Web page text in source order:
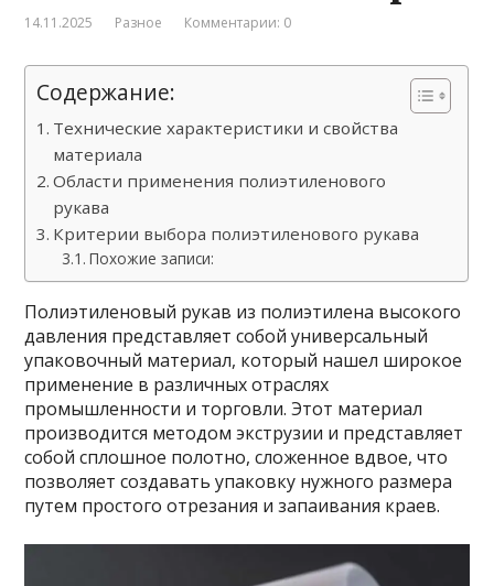
14.11.2025 Разное Комментарии: 0
Содержание:
Технические характеристики и свойства
материала
Области применения полиэтиленового
рукава
Критерии выбора полиэтиленового рукава
Похожие записи:
Полиэтиленовый рукав из полиэтилена высокого
давления представляет собой универсальный
упаковочный материал, который нашел широкое
применение в различных отраслях
промышленности и торговли. Этот материал
производится методом экструзии и представляет
собой сплошное полотно, сложенное вдвое, что
позволяет создавать упаковку нужного размера
путем простого отрезания и запаивания краев.